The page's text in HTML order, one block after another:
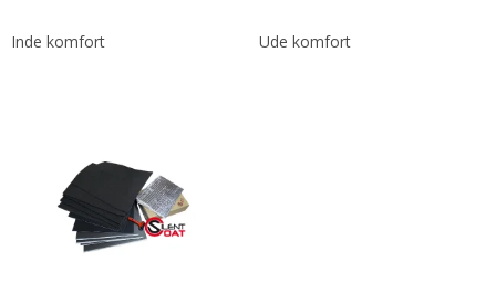
Inde komfort Ude komfort